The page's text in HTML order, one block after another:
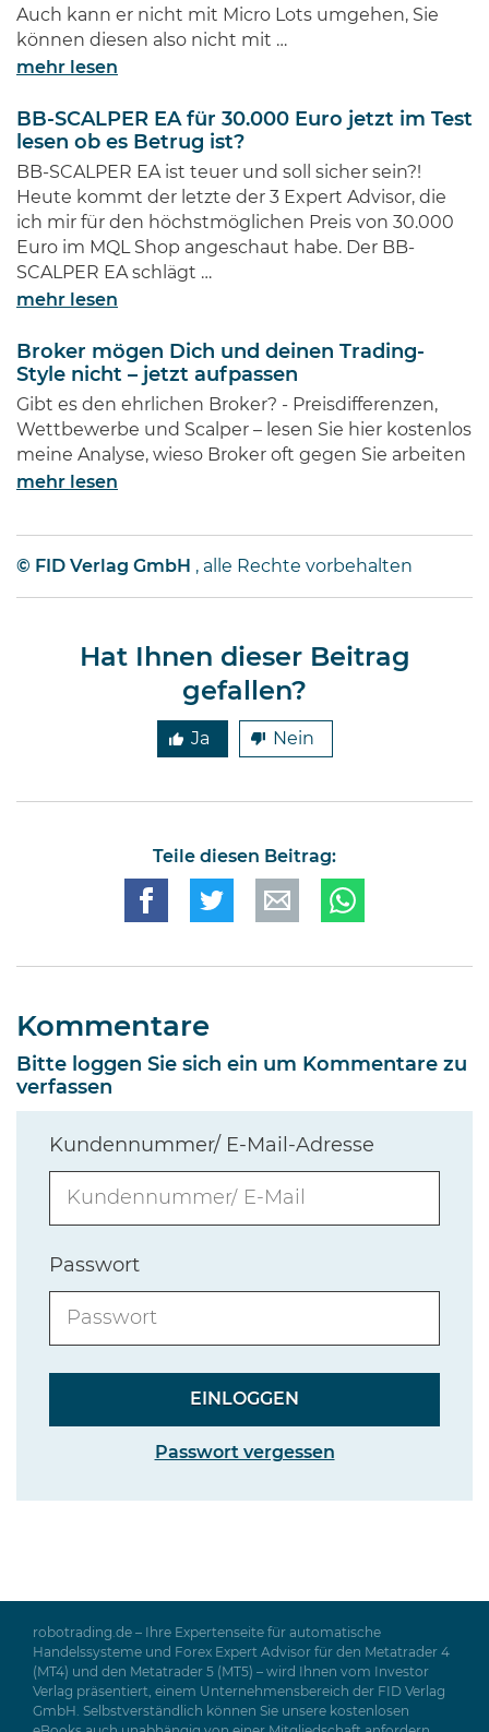
Auch kann er nicht mit Micro Lots umgehen, Sie
können diesen also nicht mit …
mehr lesen
BB-SCALPER EA für 30.000 Euro jetzt im Test
lesen ob es Betrug ist?
BB-SCALPER EA ist teuer und soll sicher sein?!
Heute kommt der letzte der 3 Expert Advisor, die
ich mir für den höchstmöglichen Preis von 30.000
Euro im MQL Shop angeschaut habe. Der BB-
SCALPER EA schlägt …
mehr lesen
Broker mögen Dich und deinen Trading-
Style nicht – jetzt aufpassen
Gibt es den ehrlichen Broker? - Preisdifferenzen,
Wettbewerbe und Scalper – lesen Sie hier kostenlos
meine Analyse, wieso Broker oft gegen Sie arbeiten
mehr lesen
© FID Verlag GmbH , alle Rechte vorbehalten
Hat Ihnen dieser Beitrag
gefallen?
Ja Nein
Teile diesen Beitrag:
Kommentare
Bitte loggen Sie sich ein um Kommentare zu
verfassen
Kundennummer/ E-Mail-Adresse
Passwort
Passwort vergessen
robotrading.de – Ihre Expertenseite für automatische
Handelssysteme und Forex Expert Advisor für den Metatrader 4
(MT4) und den Metatrader 5 (MT5) – wird Ihnen vom Investor
Verlag präsentiert, einem Unternehmensbereich der FID Verlag
GmbH. Selbstverständlich können Sie unsere kostenlosen